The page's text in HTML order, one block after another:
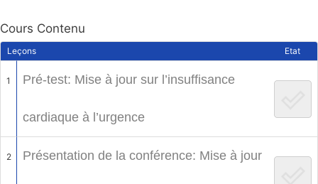
Cours Contenu
Leçons Etat
1 Pré-test: Mise à jour sur l’insuffisance
cardiaque à l’urgence
2 Présentation de la conférence: Mise à jour